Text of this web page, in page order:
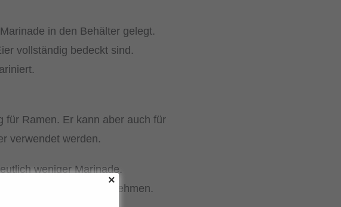
in den Behälter gelegt.
vollständig bedeckt sind.
für Ramen. Er kann aber auch für
verwendet werden.
weniger Marinade.
Geschmack aufnehmen.